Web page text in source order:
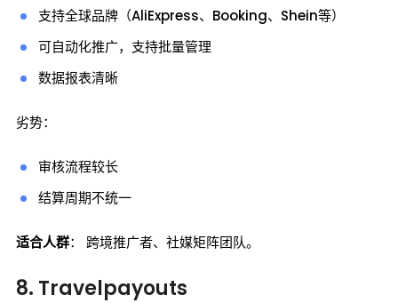
支持全球品牌（AliExpress、Booking、Shein等）
可自动化推广，支持批量管理
数据报表清晰
劣势：
审核流程较长
结算周期不统一
适合人群： 跨境推广者、社媒矩阵团队。
8. Travelpayouts